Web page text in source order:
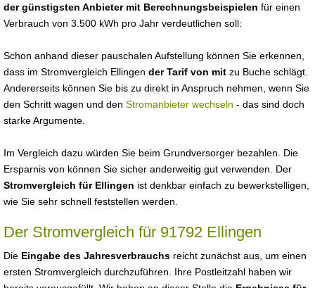
der günstigsten Anbieter mit Berechnungsbeispielen für einen
Verbrauch von 3.500 kWh pro Jahr verdeutlichen soll:
Schon anhand dieser pauschalen Aufstellung können Sie erkennen,
dass im Stromvergleich Ellingen der Tarif von mit zu Buche schlägt.
Andererseits können Sie bis zu direkt in Anspruch nehmen, wenn Sie
den Schritt wagen und den Stromanbieter wechseln - das sind doch
starke Argumente.
Im Vergleich dazu würden Sie beim Grundversorger bezahlen. Die
Ersparnis von können Sie sicher anderweitig gut verwenden. Der
Stromvergleich für Ellingen ist denkbar einfach zu bewerkstelligen,
wie Sie sehr schnell feststellen werden.
Der Stromvergleich für 91792 Ellingen
Die Eingabe des Jahresverbrauchs reicht zunächst aus, um einen
ersten Stromvergleich durchzuführen. Ihre Postleitzahl haben wir